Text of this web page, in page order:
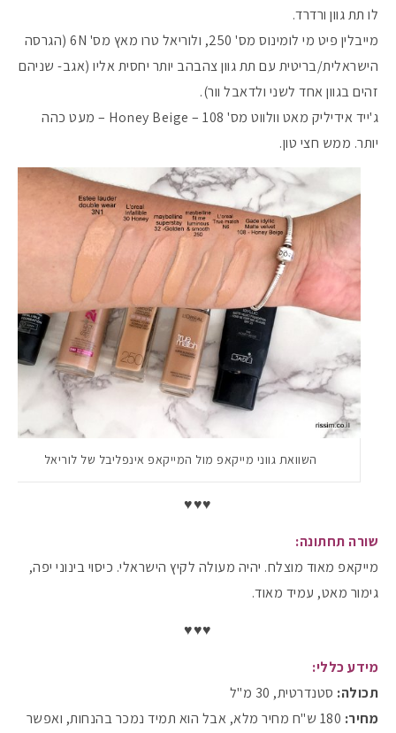
לו תת גוון ורדרד.
מייבלין פיט מי לומינוס מס' 250, ולוריאל טרו מאץ מס' 6N (הגרסה
הישראלית/בריטית עם תת גוון צהבהב יותר יחסית אליו (אגב- שניהם
זהים בגוון אחד לשני ולדאבל וור).
ג'ייד אידיליק מאט וולווט מס' 108 – Honey Beige – מעט כהה
יותר. ממש חצי טון.
השוואת גווני מייקאפ מול המייקאפ אינפליבל של לוריאל
♥♥♥
שורה תחתונה:
מייקאפ מאוד מוצלח. יהיה מעולה לקיץ הישראלי. כיסוי בינוני יפה,
גימור מאט, עמיד מאוד.
♥♥♥
מידע כללי:
תכולה: סטנדרטית, 30 מ"ל
מחיר:
180 ש"ח מחיר מלא, אבל הוא תמיד נמכר בהנחות, ואפשר